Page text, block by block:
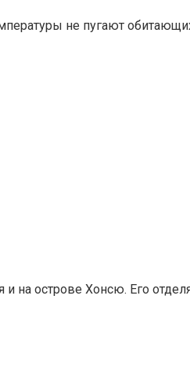
не пугают
на острове Хонсю. Его